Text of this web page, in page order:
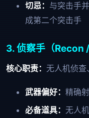
切忌： 与突击手
成第二个突击手
3. 侦察手（Recon
核心职责： 无人机侦查
武器偏好： 精确
必备道具： 无人